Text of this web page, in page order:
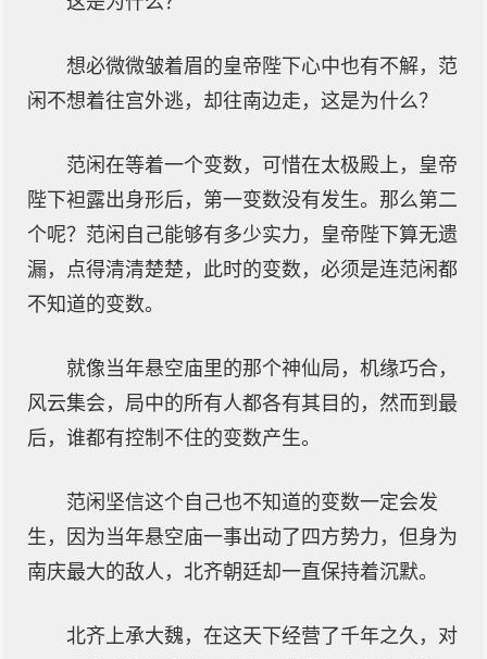
想必微微皱着眉的皇帝陛下心中也有不解，范
闲不想着往宫外逃，却往南边走，这是为什么？
范闲在等着一个变数，可惜在太极殿上，皇帝
陛下袒露出身形后，第一变数没有发生。那么第二
个呢？范闲自己能够有多少实力，皇帝陛下算无遗
漏，点得清清楚楚，此时的变数，必须是连范闲都
不知道的变数。
就像当年悬空庙里的那个神仙局，机缘巧合，
风云集会，局中的所有人都各有其目的，然而到最
后，谁都有控制不住的变数产生。
范闲坚信这个自己也不知道的变数一定会发
生，因为当年悬空庙一事出动了四方势力，但身为
南庆最大的敌人，北齐朝廷却一直保持着沉默。
北齐上承大魏，在这天下经营了千年之久，对